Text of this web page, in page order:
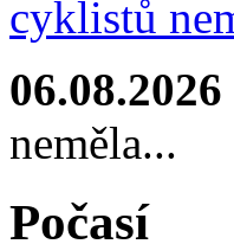
06.08.2026
neměla...
Počasí